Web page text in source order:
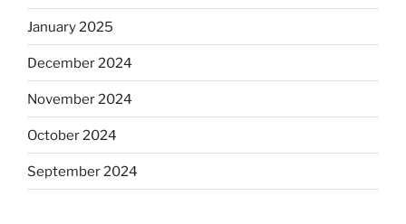
January 2025
December 2024
November 2024
October 2024
September 2024